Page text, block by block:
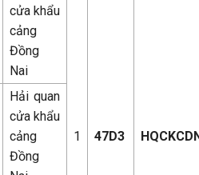
cửa khẩu
cảng
Đồng
Nai
1 47D3
Hải quan
cửa khẩu
cảng
Đồng